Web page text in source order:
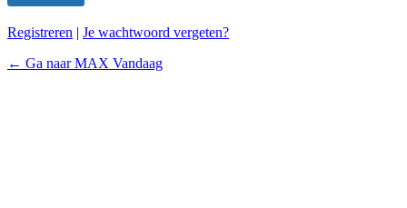
Registreren | Je wachtwoord vergeten?
← Ga naar MAX Vandaag